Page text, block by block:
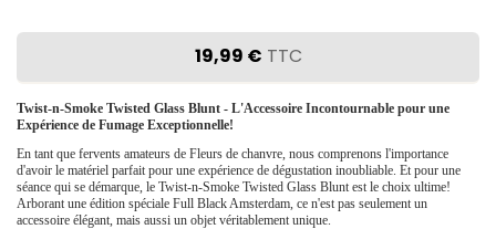
19,99 € TTC
Twist-n-Smoke Twisted Glass Blunt - L'Accessoire Incontournable pour une
Expérience de Fumage Exceptionnelle!
En tant que fervents amateurs de Fleurs de chanvre, nous comprenons l'importance
d'avoir le matériel parfait pour une expérience de dégustation inoubliable. Et pour une
séance qui se démarque, le Twist-n-Smoke Twisted Glass Blunt est le choix ultime!
Arborant une édition spéciale Full Black Amsterdam, ce n'est pas seulement un
accessoire élégant, mais aussi un objet véritablement unique.